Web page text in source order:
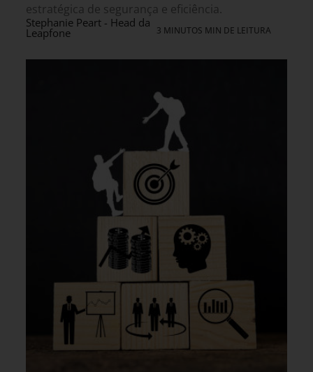
estratégica de segurança e eficiência.
Stephanie Peart - Head da
Leapfone 3 MINUTOS MIN DE LEITURA